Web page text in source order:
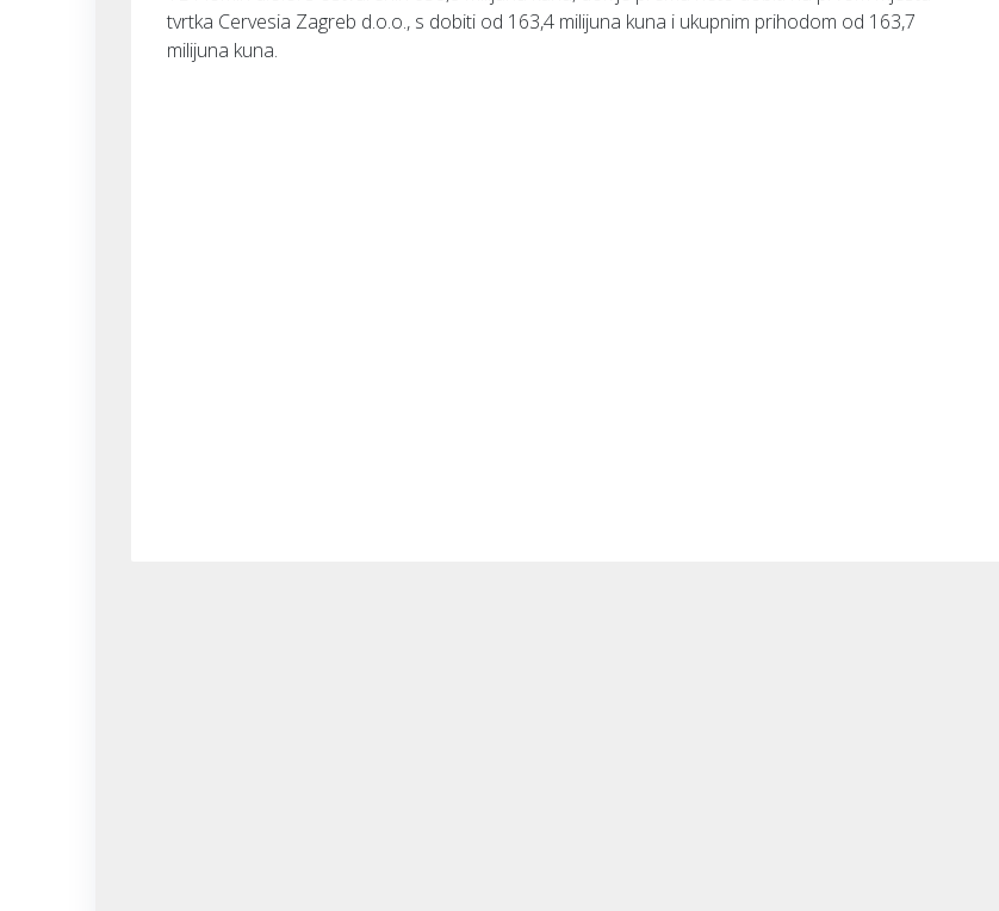
tvrtka Cervesia Zagreb d.o.o., s dobiti od 163,4 milijuna kuna i ukupnim prihodom od 163,7
milijuna kuna.